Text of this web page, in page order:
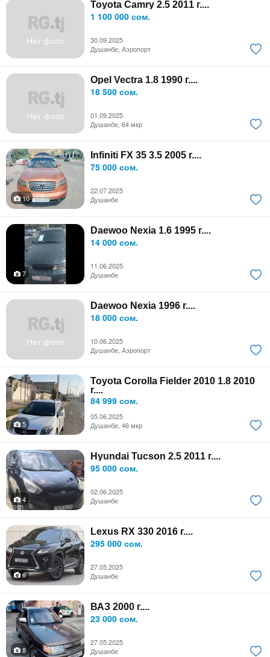
Нет фото
Toyota Camry 2.5 2011 г....
1 100 000 сом.
30.09.2025
Душанбе, Аэропорт
Нет фото
Opel Vectra 1.8 1990 г....
18 500 сом.
01.09.2025
Душанбе, 64 мкр
Infiniti FX 35 3.5 2005 г....
75 000 сом.
22.07.2025
10
Душанбе
Daewoo Nexia 1.6 1995 г....
14 000 сом.
11.06.2025
7
Душанбе
Нет фото
Daewoo Nexia 1996 г....
18 000 сом.
10.06.2025
Душанбе, Аэропорт
Toyota Corolla Fielder 2010 1.8 2010
г....
84 999 сом.
05.06.2025
5
Душанбе, 46 мкр
Hyundai Tucson 2.5 2011 г....
95 000 сом.
02.06.2025
4
Душанбе
Lexus RX 330 2016 г....
295 000 сом.
27.05.2025
6
Душанбе
ВАЗ 2000 г....
23 000 сом.
27.05.2025
8
Душанбе